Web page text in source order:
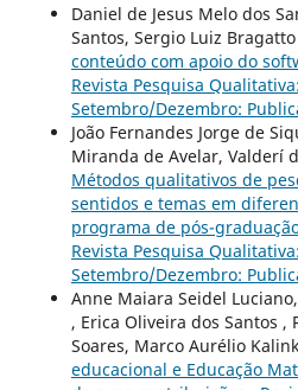
Daniel de Jesus Melo dos
Santos, Sergio Luiz Bragatto
conteúdo com apoio do
Revista Pesquisa
Setembro/Dezembro:
João Fernandes Jorge de
Miranda de Avelar, Valderí
Métodos qualitativos de
sentidos e temas em
programa de pós-
Revista Pesquisa
Setembro/Dezembro:
Anne Maiara Seidel
, Erica Oliveira dos Santos ,
Soares, Marco Aurélio
educacional e Educação